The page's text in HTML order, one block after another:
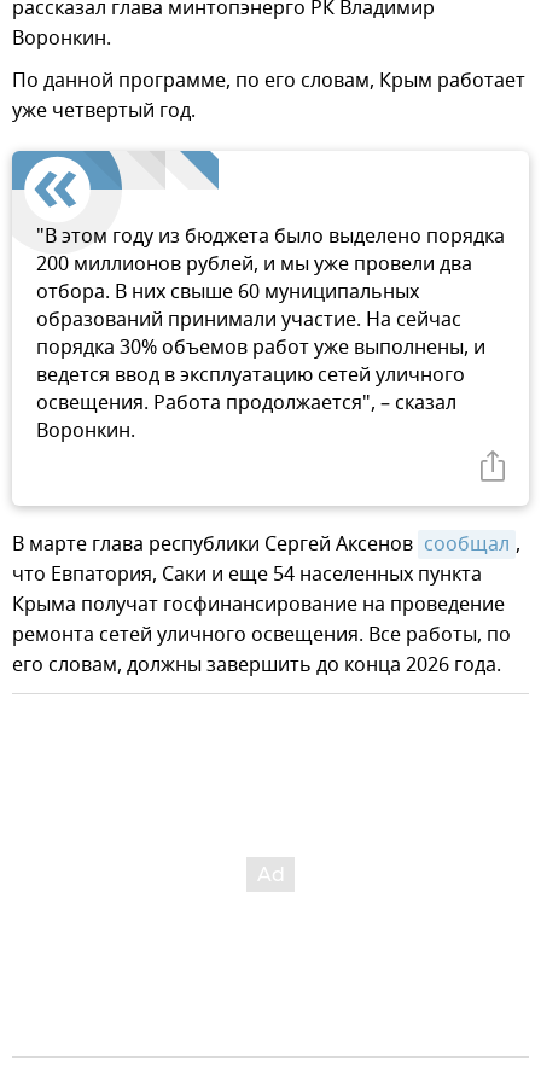
рассказал глава минтопэнерго РК Владимир
Воронкин.
По данной программе, по его словам, Крым работает
уже четвертый год.
"В этом году из бюджета было выделено порядка
200 миллионов рублей, и мы уже провели два
отбора. В них свыше 60 муниципальных
образований принимали участие. На сейчас
порядка 30% объемов работ уже выполнены, и
ведется ввод в эксплуатацию сетей уличного
освещения. Работа продолжается", – сказал
Воронкин.
В марте глава республики Сергей Аксенов сообщал ,
что Евпатория, Саки и еще 54 населенных пункта
Крыма получат госфинансирование на проведение
ремонта сетей уличного освещения. Все работы, по
его словам, должны завершить до конца 2026 года.